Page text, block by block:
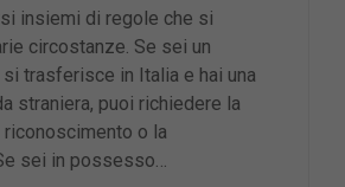
insiemi di regole che si
circostanze. Se sei un
trasferisce in Italia e hai una
straniera, puoi richiedere la
o la
sei in possesso…